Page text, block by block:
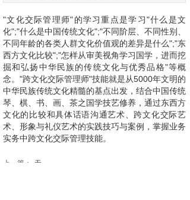
"文化交际管理师"的学习重点是学习"什么是文
化";"什么是中国传统文化";"不同阶层、不同性别、
不同年龄的各类人群文化价值观的差异是什么";"东
西方文化比较";"怎样从审美视角学习国学，进而挖
掘和弘扬中华民族的传统文化与优秀品格"等概
念。"跨文化交际管理师"技能就是从5000年文明的
中华民族传统文化精髓的基点出发，结合中国传统
琴、棋、书、画、茶之国学技艺修养，通过东西方
文化的比较和具体话语沟通艺术、跨文化交际艺
术、形象与礼仪艺术的实践技巧与案例，掌握业务
实务中跨文化交际管理技能。
上一篇：
无